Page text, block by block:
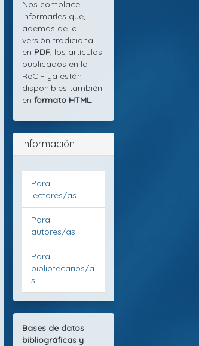
Nos complace
informarles que,
además de la
versión tradicional
en PDF, los artículos
publicados en la
ReCiF ya están
disponibles también
en formato HTML.
Información
Para
lectores/as
Para
autores/as
Para
bibliotecarios/a
s
Bases de datos
bibliográficas y